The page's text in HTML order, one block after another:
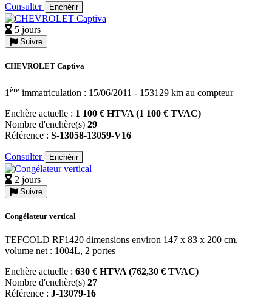
Consulter Enchérir
5 jours
Suivre
CHEVROLET Captiva
1 ère immatriculation : 15/06/2011 - 153129 km au compteur
Enchère actuelle : 1 100 € HTVA (1 100 € TVAC)
Nombre d'enchère(s) 29
Référence : S-13058-13059-V16
Consulter Enchérir
2 jours
Suivre
Congélateur vertical
TEFCOLD RF1420 dimensions environ 147 x 83 x 200 cm,
volume net : 1004L, 2 portes
Enchère actuelle : 630 € HTVA (762,30 € TVAC)
Nombre d'enchère(s) 27
Référence : J-13079-16